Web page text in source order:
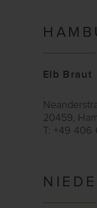
Elb Braut
20459,
T: +49 406